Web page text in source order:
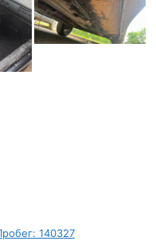
140327